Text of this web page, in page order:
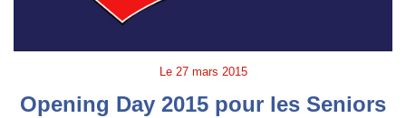
Le 27 mars 2015
Opening Day 2015 pour les Seniors